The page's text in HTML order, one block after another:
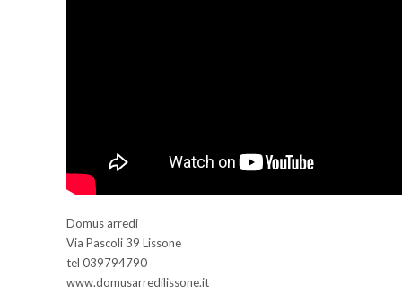
Domus arredi
Via Pascoli 39 Lissone
tel 039794790
www.domusarredilissone.it